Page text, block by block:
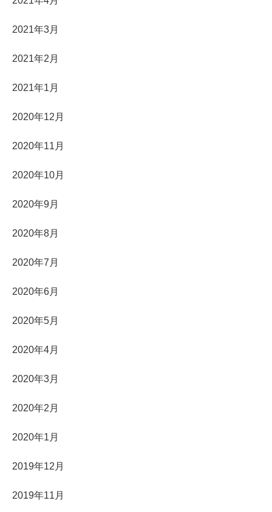
2021年3月
2021年2月
2021年1月
2020年12月
2020年11月
2020年10月
2020年9月
2020年8月
2020年7月
2020年6月
2020年5月
2020年4月
2020年3月
2020年2月
2020年1月
2019年12月
2019年11月